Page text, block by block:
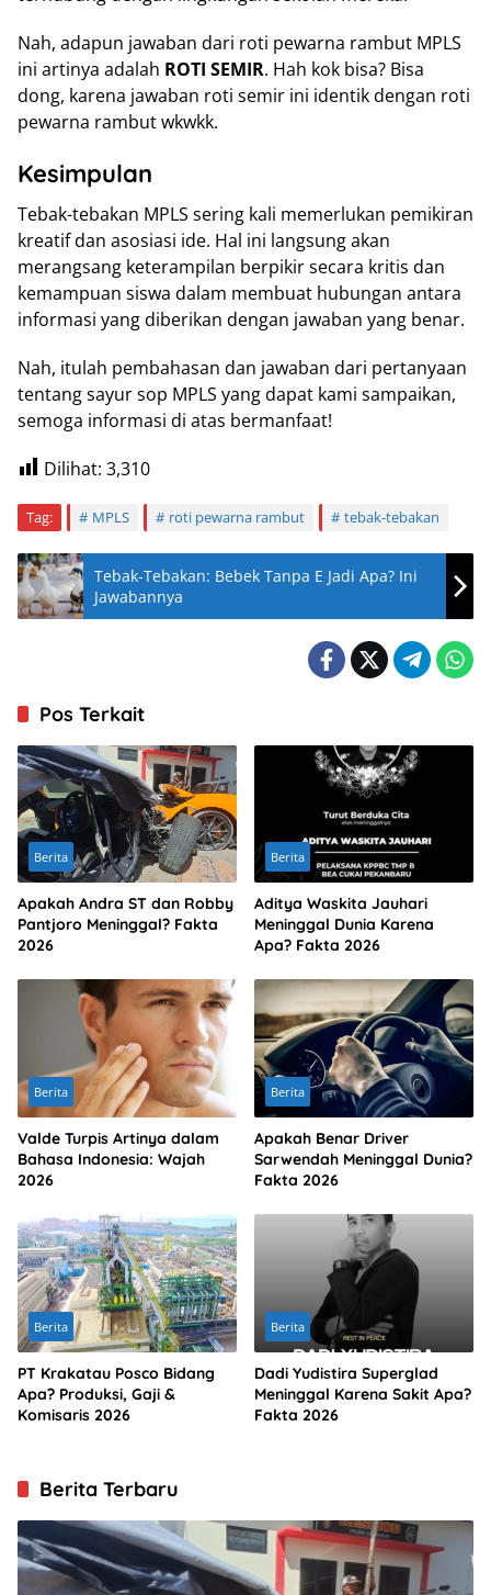
Nah, adapun jawaban dari roti pewarna rambut MPLS
ini artinya adalah ROTI SEMIR. Hah kok bisa? Bisa
dong, karena jawaban roti semir ini identik dengan roti
pewarna rambut wkwkk.
Kesimpulan
Tebak-tebakan MPLS sering kali memerlukan pemikiran
kreatif dan asosiasi ide. Hal ini langsung akan
merangsang keterampilan berpikir secara kritis dan
kemampuan siswa dalam membuat hubungan antara
informasi yang diberikan dengan jawaban yang benar.
Nah, itulah pembahasan dan jawaban dari pertanyaan
tentang sayur sop MPLS yang dapat kami sampaikan,
semoga informasi di atas bermanfaat!
Dilihat: 3,310
Tag: MPLS roti pewarna rambut tebak-tebakan
Tebak-Tebakan: Bebek Tanpa E Jadi Apa? Ini
Jawabannya
Pos Terkait
Berita
Apakah Andra ST dan Robby
Pantjoro Meninggal? Fakta
2026
Berita
Aditya Waskita Jauhari
Meninggal Dunia Karena
Apa? Fakta 2026
Berita
Valde Turpis Artinya dalam
Bahasa Indonesia: Wajah
2026
Berita
Apakah Benar Driver
Sarwendah Meninggal Dunia?
Fakta 2026
Berita
PT Krakatau Posco Bidang
Apa? Produksi, Gaji &
Komisaris 2026
Berita
Dadi Yudistira Superglad
Meninggal Karena Sakit Apa?
Fakta 2026
Berita Terbaru